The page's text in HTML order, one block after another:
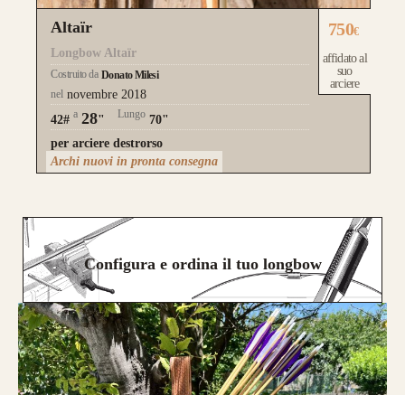
Altaïr
Longbow Altaïr
Costruito da Donato Milesi
nel novembre 2018
42# a 28" Lungo 70"
per arciere destrorso
750€
affidato al
suo
arciere
Archi nuovi in pronta consegna
Configura e ordina il tuo longbow